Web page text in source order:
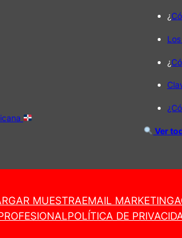
¿
¿
Ver
MUESTRAEMAIL MARKETING
POLÍTICA DE